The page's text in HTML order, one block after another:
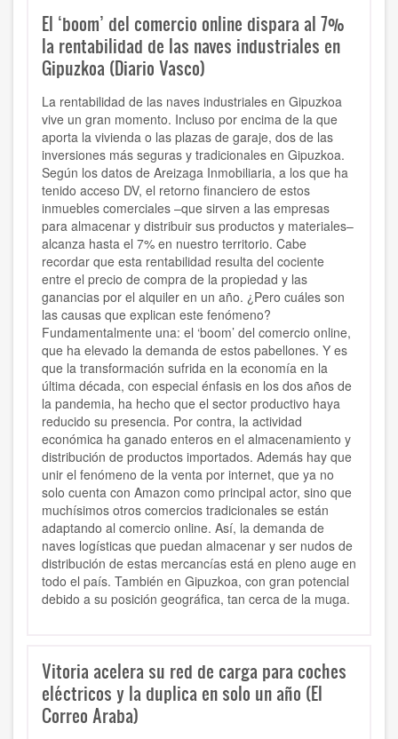
El ‘boom’ del comercio online dispara al 7%
la rentabilidad de las naves industriales en
Gipuzkoa (Diario Vasco)
La rentabilidad de las naves industriales en Gipuzkoa
vive un gran momento. Incluso por encima de la que
aporta la vivienda o las plazas de garaje, dos de las
inversiones más seguras y tradicionales en Gipuzkoa.
Según los datos de Areizaga Inmobiliaria, a los que ha
tenido acceso DV, el retorno financiero de estos
inmuebles comerciales –que sirven a las empresas
para almacenar y distribuir sus productos y materiales–
alcanza hasta el 7% en nuestro territorio. Cabe
recordar que esta rentabilidad resulta del cociente
entre el precio de compra de la propiedad y las
ganancias por el alquiler en un año. ¿Pero cuáles son
las causas que explican este fenómeno?
Fundamentalmente una: el ‘boom’ del comercio online,
que ha elevado la demanda de estos pabellones. Y es
que la transformación sufrida en la economía en la
última década, con especial énfasis en los dos años de
la pandemia, ha hecho que el sector productivo haya
reducido su presencia. Por contra, la actividad
económica ha ganado enteros en el almacenamiento y
distribución de productos importados. Además hay que
unir el fenómeno de la venta por internet, que ya no
solo cuenta con Amazon como principal actor, sino que
muchísimos otros comercios tradicionales se están
adaptando al comercio online. Así, la demanda de
naves logísticas que puedan almacenar y ser nudos de
distribución de estas mercancías está en pleno auge en
todo el país. También en Gipuzkoa, con gran potencial
debido a su posición geográfica, tan cerca de la muga.
Vitoria acelera su red de carga para coches
eléctricos y la duplica en solo un año (El
Correo Araba)